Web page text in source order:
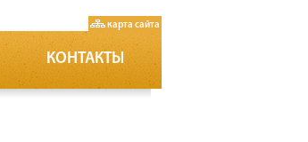
КОНТАКТЫ
карта сайта